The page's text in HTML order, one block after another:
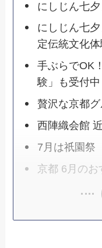
にしじん七夕
にしじん七
定伝統文化体
手ぶらでOK
験」も受付中
贅沢な京都
西陣織会館
7月は祇園祭
京都 6月のお